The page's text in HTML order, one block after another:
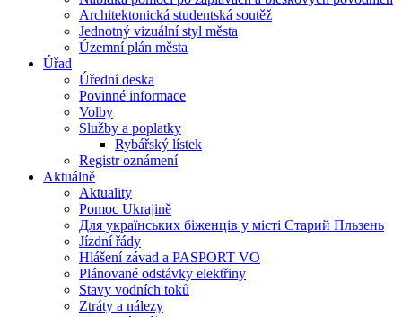
Architektonická studentská soutěž
Jednotný vizuální styl města
Územní plán města
Úřad
Úřední deska
Povinné informace
Volby
Služby a poplatky
Rybářský lístek
Registr oznámení
Aktuálně
Aktuality
Pomoc Ukrajině
Для українських біженців у місті Старий Пльзень
Jízdní řády
Hlášení závad a PASPORT VO
Plánované odstávky elektřiny
Stavy vodních toků
Ztráty a nálezy